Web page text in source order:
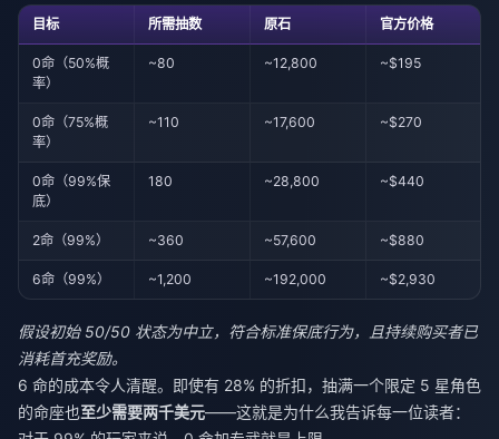
目标 所需抽数 原石 官方价格
0命（50%概
率）
~80 ~12,800 ~$195
0命（75%概
率）
~110 ~17,600 ~$270
0命（99%保
底）
180 ~28,800 ~$440
2命（99%） ~360 ~57,600 ~$880
6命（99%） ~1,200 ~192,000 ~$2,930
假设初始 50/50 状态为中立，符合标准保底行为，且持续购买者已
消耗首充奖励。
6 命的成本令人清醒。即使有 28% 的折扣，抽满一个限定 5 星角色
的命座也至少需要两千美元——这就是为什么我告诉每一位读者：